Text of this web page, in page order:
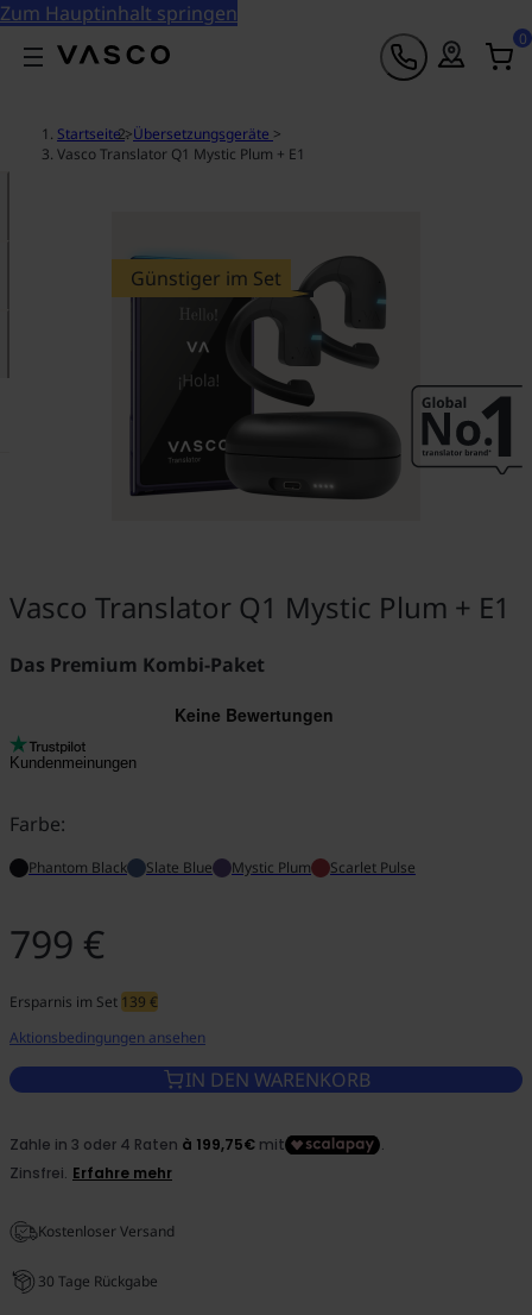
Zum Hauptinhalt springen
0
Startseite >Übersetzungsgeräte >
Vasco Translator Q1 Mystic Plum + E1
Günstiger im Set
Vasco Translator Q1 Mystic Plum + E1
Das Premium Kombi-Paket
Kundenmeinungen
Kostenloser Versand
30 Tage Rückgabe
Farbe:
Phantom Black Slate Blue Mystic Plum Scarlet Pulse
799 €
Ersparnis im Set 139 €
Aktionsbedingungen ansehen
IN DEN WARENKORB